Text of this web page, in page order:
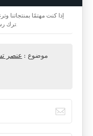
إذا كنت مهتمًا بمنتجاتنا
ترك رسالة هنا ، وسنرد عليك في أقرب وقت ممكن.
موضوع : عنصر